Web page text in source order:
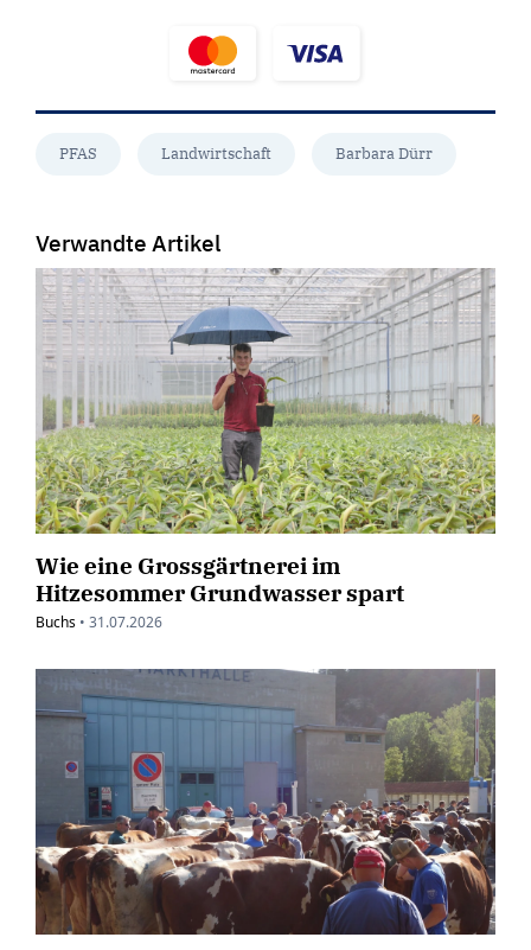
PFAS Landwirtschaft Barbara Dürr
Verwandte Artikel
Wie eine Grossgärtnerei im
Hitzesommer Grundwasser spart
Buchs • 31.07.2026